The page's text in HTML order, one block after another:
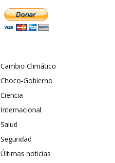
Cambio Climático
Choco-Gobierno
Ciencia
Internacional
Salud
Seguridad
Últimas noticias